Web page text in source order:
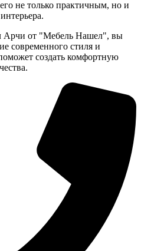
не только практичным, но и
Арчи от "Мебель Нашел", вы
современного стиля и
создать комфортную